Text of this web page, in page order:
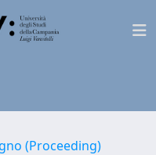
(Proceeding)